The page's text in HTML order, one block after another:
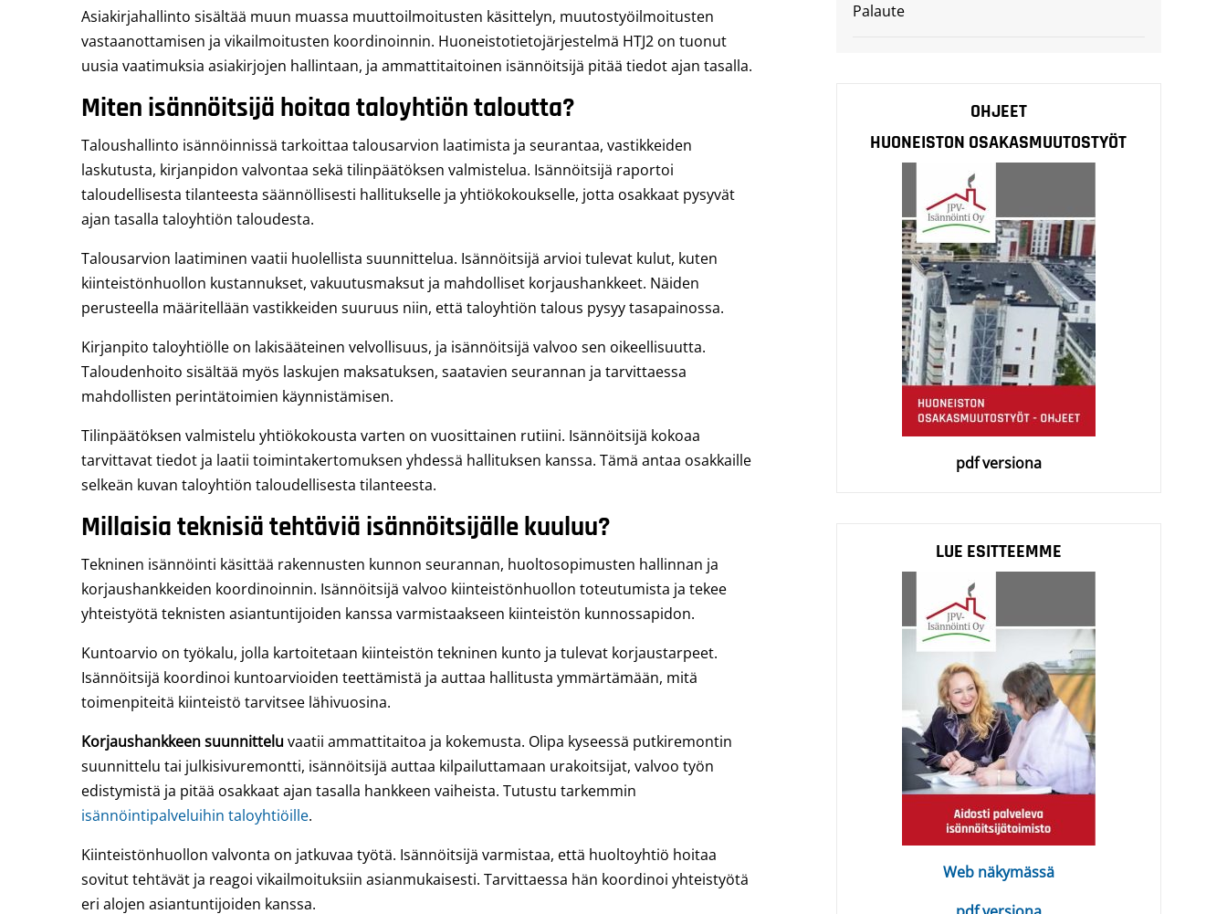
Asiakirjahallinto sisältää muun muassa muuttoilmoitusten käsittelyn, muutostyöilmoitusten
vastaanottamisen ja vikailmoitusten koordinoinnin. Huoneistotietojärjestelmä HTJ2 on tuonut
uusia vaatimuksia asiakirjojen hallintaan, ja ammattitaitoinen isännöitsijä pitää tiedot ajan tasalla.
Miten isännöitsijä hoitaa taloyhtiön taloutta?
Taloushallinto isännöinnissä tarkoittaa talousarvion laatimista ja seurantaa, vastikkeiden
laskutusta, kirjanpidon valvontaa sekä tilinpäätöksen valmistelua. Isännöitsijä raportoi
taloudellisesta tilanteesta säännöllisesti hallitukselle ja yhtiökokoukselle, jotta osakkaat pysyvät
ajan tasalla taloyhtiön taloudesta.
Talousarvion laatiminen vaatii huolellista suunnittelua. Isännöitsijä arvioi tulevat kulut, kuten
kiinteistönhuollon kustannukset, vakuutusmaksut ja mahdolliset korjaushankkeet. Näiden
perusteella määritellään vastikkeiden suuruus niin, että taloyhtiön talous pysyy tasapainossa.
Kirjanpito taloyhtiölle on lakisääteinen velvollisuus, ja isännöitsijä valvoo sen oikeellisuutta.
Taloudenhoito sisältää myös laskujen maksatuksen, saatavien seurannan ja tarvittaessa
mahdollisten perintätoimien käynnistämisen.
Tilinpäätöksen valmistelu yhtiökokousta varten on vuosittainen rutiini. Isännöitsijä kokoaa
tarvittavat tiedot ja laatii toimintakertomuksen yhdessä hallituksen kanssa. Tämä antaa osakkaille
selkeän kuvan taloyhtiön taloudellisesta tilanteesta.
Millaisia teknisiä tehtäviä isännöitsijälle kuuluu?
Tekninen isännöinti käsittää rakennusten kunnon seurannan, huoltosopimusten hallinnan ja
korjaushankkeiden koordinoinnin. Isännöitsijä valvoo kiinteistönhuollon toteutumista ja tekee
yhteistyötä teknisten asiantuntijoiden kanssa varmistaakseen kiinteistön kunnossapidon.
Kuntoarvio on työkalu, jolla kartoitetaan kiinteistön tekninen kunto ja tulevat korjaustarpeet.
Isännöitsijä koordinoi kuntoarvioiden teettämistä ja auttaa hallitusta ymmärtämään, mitä
toimenpiteitä kiinteistö tarvitsee lähivuosina.
Korjaushankkeen suunnitteluvaatii ammattitaitoa ja kokemusta. Olipa kyseessä putkiremontin
suunnittelu tai julkisivuremontti, isännöitsijä auttaa kilpailuttamaan urakoitsijat, valvoo työn
edistymistä ja pitää osakkaat ajan tasalla hankkeen vaiheista. Tutustu tarkemmin
isännöintipalveluihin taloyhtiöille.
Kiinteistönhuollon valvonta on jatkuvaa työtä. Isännöitsijä varmistaa, että huoltoyhtiö hoitaa
sovitut tehtävät ja reagoi vikailmoituksiin asianmukaisesti. Tarvittaessa hän koordinoi yhteistyötä
eri alojen asiantuntijoiden kanssa.
Palaute
OHJEET
HUONEISTON OSAKASMUUTOSTYÖT
pdf versiona
LUE ESITTEEMME
Web näkymässä